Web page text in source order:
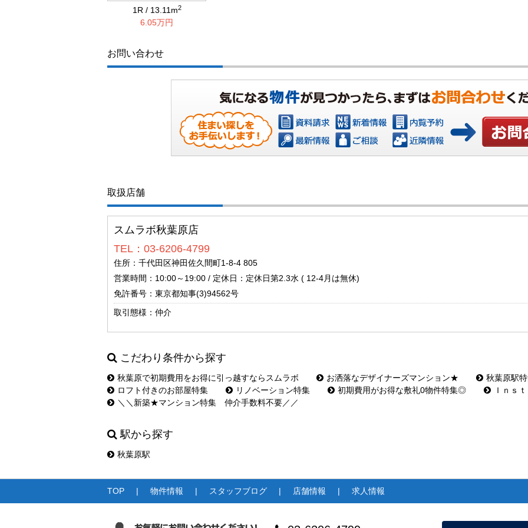
1R / 13.11m2
6.05万円
お問い合わせ
取扱店舗
スムラボ秋葉原店
TEL：03-6206-4799
住所：千代田区神田佐久間町1-8-4 805
営業時間：10:00～19:00 / 定休日：定休日第2.3水 ( 12-4月は無休)
免許番号：東京都知事(3)94562号
取引態様：仲介
こだわり条件から探す
秋葉原で初期費用をお得に引っ越すならスムラボ お洒落なデザイナーズマンション★
秋葉原駅
ロフト付きのお部屋特集
リノベーション特集 初期費用がお得な敷礼0物件特集◎
Ｉｎｓ
＼＼新築★マンション特集 仲介手数料不要／／
駅から探す
秋葉原駅
TOP 物件情報 スタッフブログ 店舗情報 求人情報